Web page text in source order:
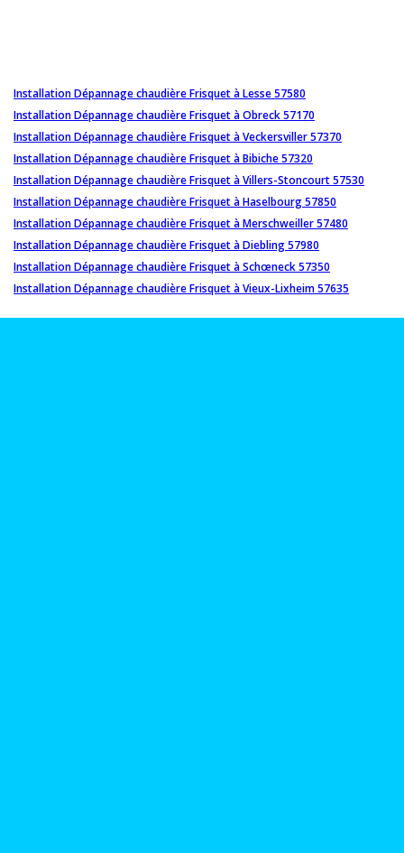
Installation Dépannage chaudière Frisquet à Lesse 57580
Installation Dépannage chaudière Frisquet à Obreck 57170
Installation Dépannage chaudière Frisquet à Veckersviller 57370
Installation Dépannage chaudière Frisquet à Bibiche 57320
Installation Dépannage chaudière Frisquet à Villers-Stoncourt 57530
Installation Dépannage chaudière Frisquet à Haselbourg 57850
Installation Dépannage chaudière Frisquet à Merschweiller 57480
Installation Dépannage chaudière Frisquet à Diebling 57980
Installation Dépannage chaudière Frisquet à Schœneck 57350
Installation Dépannage chaudière Frisquet à Vieux-Lixheim 57635